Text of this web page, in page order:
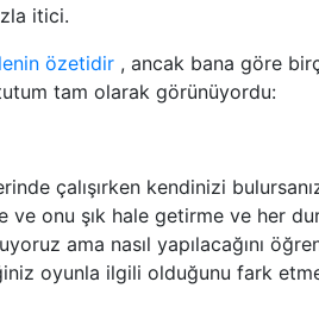
itici.
özetidir , ancak bana göre
tam olarak görünüyordu:
çalışırken kendinizi
onu şık hale getirme ve her
ama nasıl yapılacağını
oyunla ilgili olduğunu fark